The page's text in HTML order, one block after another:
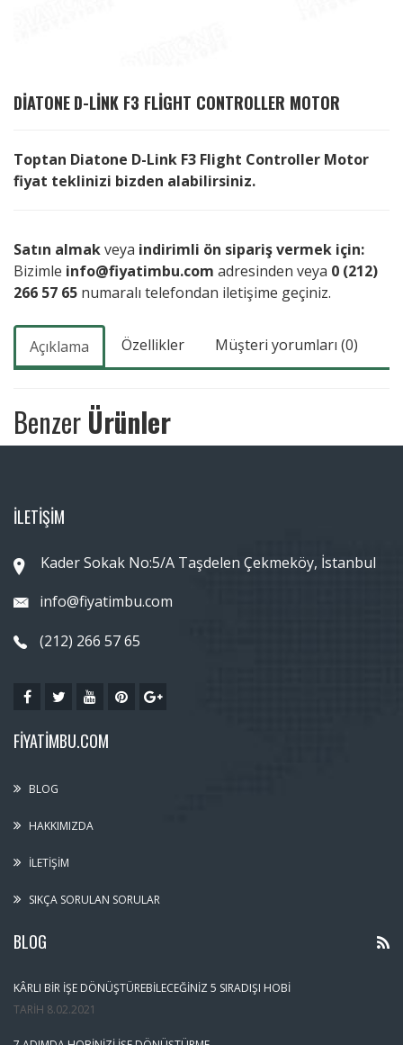
DIATONED-LINK F3 FLIGHT CONTROLLER MOTOR
Toptan Diatone D-Link F3 Flight Controller Motor
fiyat teklinizi bizden alabilirsiniz.
Satın almakveya indirimli ön sipariş vermek için:
Bizimle info@fiyatimbu.com adresinden veya 0 (212)
266 57 65 numaralı telefondan iletişime geçiniz.
Açıklama Özellikler Müşteri yorumları (0)
Benzer Ürünler
İLETİŞİM
Kader Sokak No:5/A Taşdelen Çekmeköy, İstanbul
info@fiyatimbu.com
(212) 266 57 65
FIYATIMBU.COM
BLOG
HAKKIMIZDA
İLETIŞIM
SIKÇA SORULAN SORULAR
BLOG
KÂRLI BIR İŞE DÖNÜŞTÜREBILECEĞINIZ 5 SIRADIŞI HOBI
TARIH 8.02.2021